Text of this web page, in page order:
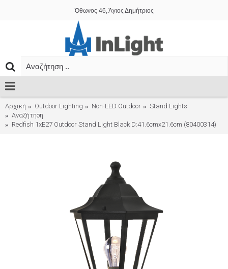
Όθωνος 46, Άγιος Δημήτριος
Αρχική Outdoor Lighting Non-LED Outdoor
Stand Lights
Αναζήτηση
Redfish 1xE27 Outdoor Stand Light Black D:41.6cmx21.6cm (80400314)